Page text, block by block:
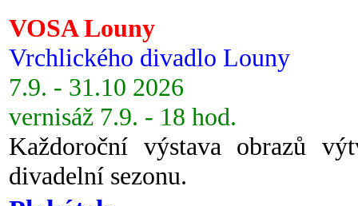
VOSA Louny
Vrchlického divadlo Louny
7.9. - 31.10 2026
vernisáž 7.9. - 18 hod.
Každoroční výstava obrazů
divadelní sezonu.